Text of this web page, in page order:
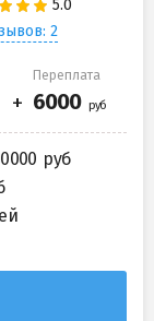
2
Переплата